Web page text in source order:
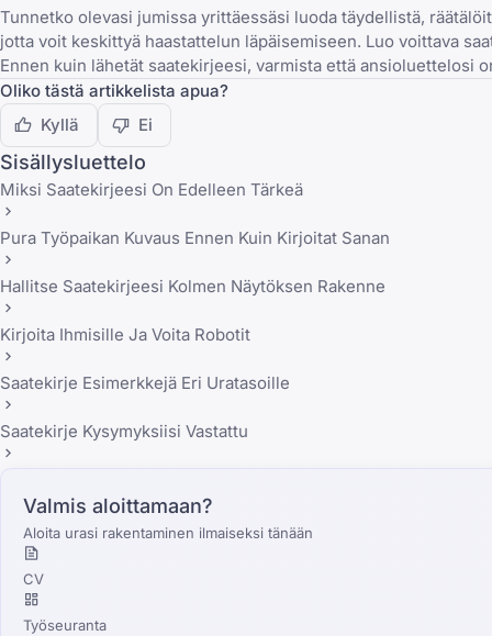
Tunnetko olevasi jumissa yrittäessäsi luoda täydellistä,
jotta voit keskittyä haastattelun läpäisemiseen. Luo voittava
Ennen kuin lähetät saatekirjeesi, varmista että
Oliko tästä artikkelista apua?
Kyllä
Ei
Sisällysluettelo
Miksi Saatekirjeesi On Edelleen Tärkeä
Pura Työpaikan Kuvaus Ennen Kuin Kirjoitat Sanan
Hallitse Saatekirjeesi Kolmen Näytöksen Rakenne
Kirjoita Ihmisille Ja Voita Robotit
Saatekirje Esimerkkejä Eri Uratasoille
Saatekirje Kysymyksiisi Vastattu
Valmis aloittamaan?
Aloita urasi rakentaminen ilmaiseksi tänään
CV
Työseuranta